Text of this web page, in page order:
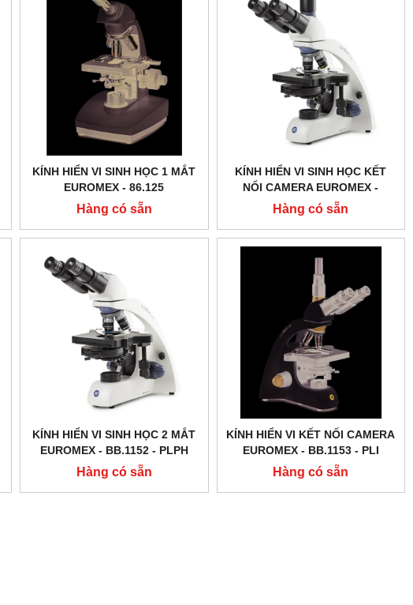
KÍNH HIỂN VI SINH HỌC 1 MẮT
EUROMEX - 86.125
Hàng có sẵn
KÍNH HIỂN VI SINH HỌC KẾT
NỐI CAMERA EUROMEX -
BB.1153 ‑ PLPHI
Hàng có sẵn
KÍNH HIỂN VI SINH HỌC 2 MẮT
EUROMEX - BB.1152 ‑ PLPH
Hàng có sẵn
KÍNH HIỂN VI KẾT NỐI CAMERA
EUROMEX - BB.1153 ‑ PLI
Hàng có sẵn